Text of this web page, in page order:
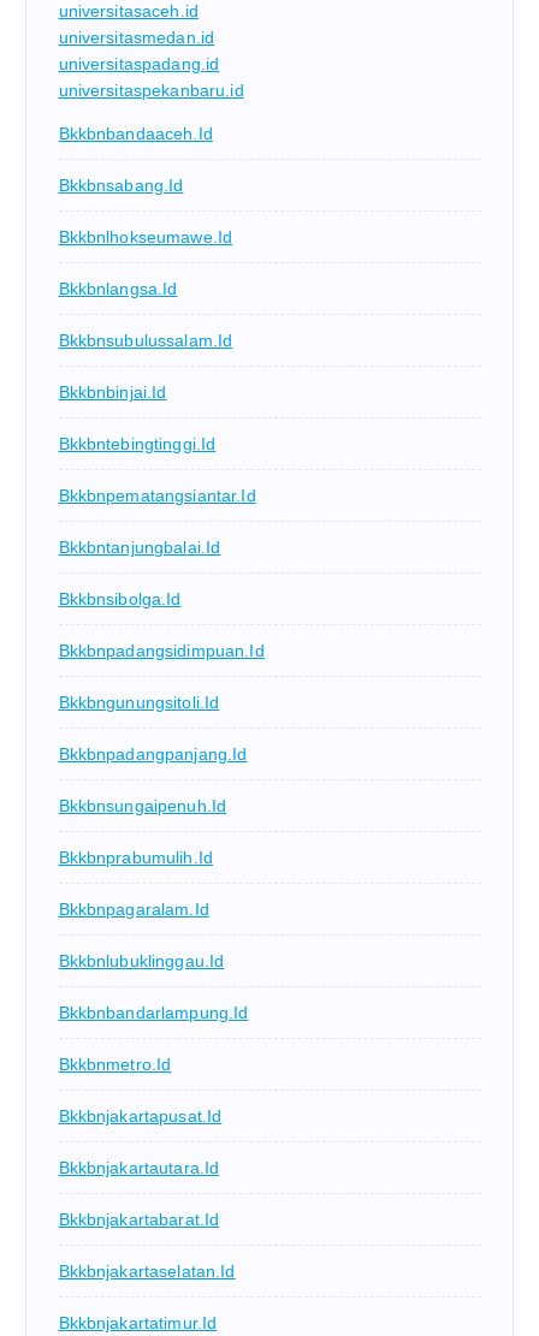
universitasaceh.id
universitasmedan.id
universitaspadang.id
universitaspekanbaru.id
Bkkbnbandaaceh.id
Bkkbnsabang.id
Bkkbnlhokseumawe.id
Bkkbnlangsa.id
Bkkbnsubulussalam.id
Bkkbnbinjai.id
Bkkbntebingtinggi.id
Bkkbnpematangsiantar.id
Bkkbntanjungbalai.id
Bkkbnsibolga.id
Bkkbnpadangsidimpuan.id
Bkkbngunungsitoli.id
Bkkbnpadangpanjang.id
Bkkbnsungaipenuh.id
Bkkbnprabumulih.id
Bkkbnpagaralam.id
Bkkbnlubuklinggau.id
Bkkbnbandarlampung.id
Bkkbnmetro.id
Bkkbnjakartapusat.id
Bkkbnjakartautara.id
Bkkbnjakartabarat.id
Bkkbnjakartaselatan.id
Bkkbnjakartatimur.id